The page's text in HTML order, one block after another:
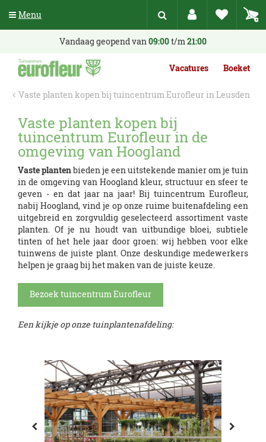
n
Vaste planten kopen bij tuincentrum Eurofleur in Leusden
Vandaag geopend van09:00t/m21:00
Vacatures Boeket
Vaste planten kopen bij
tuincentrum Eurofleur in de
omgeving van Hoogland
Vaste plantenbieden je een uitstekende manier om je tuin
in de omgeving van Hoogland kleur, structuur en sfeer te
geven - en dat jaar na jaar! Bij tuincentrum Eurofleur,
nabij Hoogland, vind je op onze ruime buitenafdeling een
uitgebreid en zorgvuldig geselecteerd assortiment vaste
planten. Of je nu houdt van uitbundige bloei, subtiele
tinten of het hele jaar door groen: wij hebben voor elke
tuinwens de juiste plant. Onze deskundige medewerkers
helpen je graag bij het maken van de juiste keuze.
Bezoek tuincentrum Eurofleur
Een kijkje op onze tuinplantenafdeling:
Menu